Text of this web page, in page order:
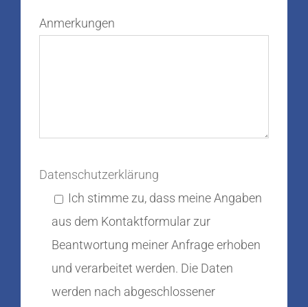
Anmerkungen
Datenschutzerklärung
Ich stimme zu, dass meine Angaben
aus dem Kontaktformular zur
Beantwortung meiner Anfrage erhoben
und verarbeitet werden. Die Daten
werden nach abgeschlossener